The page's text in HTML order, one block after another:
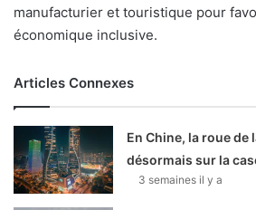
manufacturier et touristique pour
économique inclusive.
Articles Connexes
En Chine, la roue de
désormais sur la
3 semaines il y a